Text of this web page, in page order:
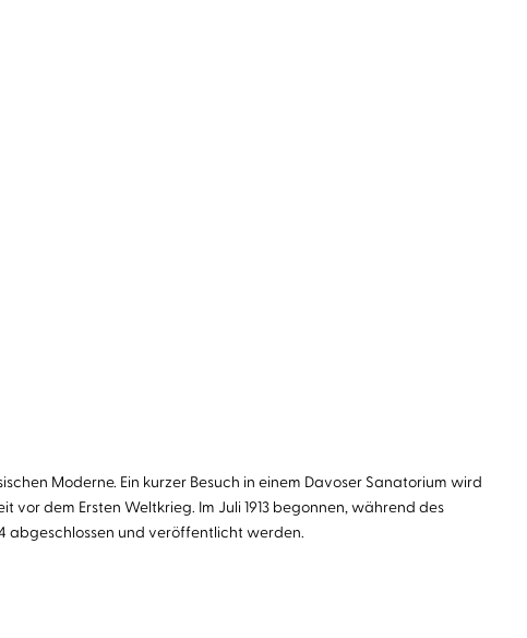
Moderne. Ein kurzer Besuch in einem Davoser Sanatorium wird
dem Ersten Weltkrieg. Im Juli 1913 begonnen, während des
abgeschlossen und veröffentlicht werden.